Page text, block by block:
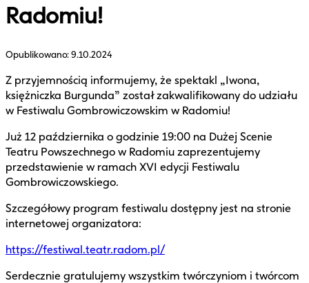
Radomiu!
Opublikowano:9.10.2024
Z przyjemnością informujemy, że spektakl „Iwona,
księżniczka Burgunda” został zakwalifikowany do udziału
w Festiwalu Gombrowiczowskim w Radomiu!
Już 12 października o godzinie 19:00 na Dużej Scenie
Teatru Powszechnego w Radomiu zaprezentujemy
przedstawienie w ramach XVI edycji Festiwalu
Gombrowiczowskiego.
Szczegółowy program festiwalu dostępny jest na stronie
internetowej organizatora:
https://festiwal.teatr.radom.pl/
Serdecznie gratulujemy wszystkim twórczyniom i twórcom